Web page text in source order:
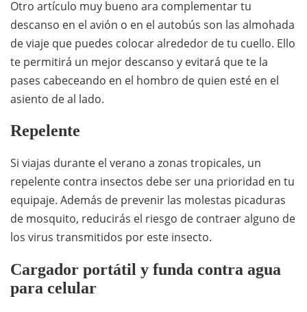
Otro artículo muy bueno ara complementar tu
descanso en el avión o en el autobús son las almohada
de viaje que puedes colocar alrededor de tu cuello. Ello
te permitirá un mejor descanso y evitará que te la
pases cabeceando en el hombro de quien esté en el
asiento de al lado.
Repelente
Si viajas durante el verano a zonas tropicales, un
repelente contra insectos debe ser una prioridad en tu
equipaje. Además de prevenir las molestas picaduras
de mosquito, reducirás el riesgo de contraer alguno de
los virus transmitidos por este insecto.
Cargador portátil y funda contra agua
para celular